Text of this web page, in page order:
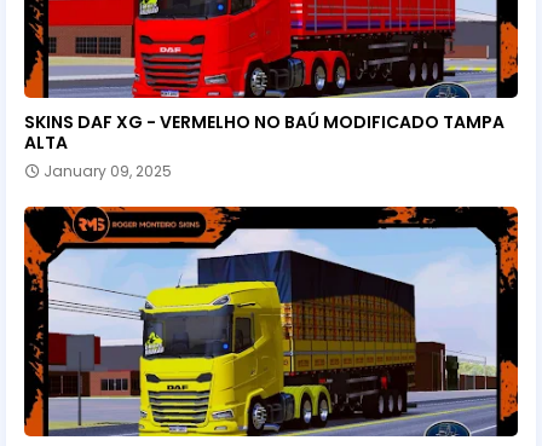
SKINS DAF XG - VERMELHO NO BAÚ MODIFICADO TAMPA
ALTA
January 09, 2025